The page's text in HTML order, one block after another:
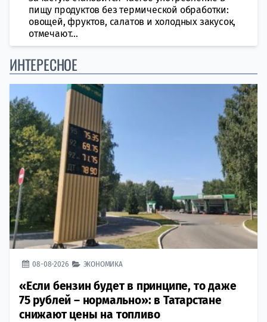
пищу продуктов без термической обработки:
овощей, фруктов, салатов и холодных закусок,
отмечают...
ИНТЕРЕСНОЕ
08-08-2026 ЭКОНОМИКА
«Если бензин будет в принципе, то даже
75 рублей – нормально»: в Татарстане
снижают цены на топливо